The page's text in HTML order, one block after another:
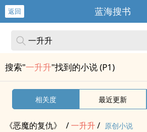
返回 蓝海搜书
搜索"一升升"找到的小说 (P1)
相关度 最近更新
《恶魔的复仇》 /一升升/ 原创小说